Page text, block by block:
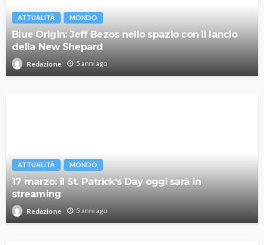
ATTUALITÀ MONDO
Blue Origin: Jeff Bezos nello spazio con il lancio
della New Shepard
Redazione 5 anni ago
ATTUALITÀ MONDO
17 marzo: il St. Patrick’s Day oggi sarà in
streaming
Redazione 5 anni ago